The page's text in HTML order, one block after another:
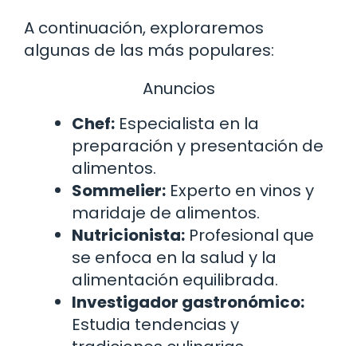
A continuación, exploraremos
algunas de las más populares:
Anuncios
Chef: Especialista en la
preparación y presentación de
alimentos.
Sommelier: Experto en vinos y
maridaje de alimentos.
Nutricionista: Profesional que
se enfoca en la salud y la
alimentación equilibrada.
Investigador gastronómico:
Estudia tendencias y